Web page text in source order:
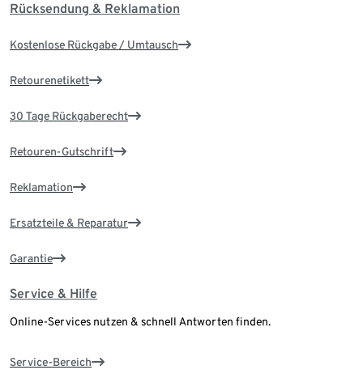
Rücksendung & Reklamation
Kostenlose Rückgabe / Umtausch
Retourenetikett
30 Tage Rückgaberecht
Retouren-Gutschrift
Reklamation
Ersatzteile & Reparatur
Garantie
Service & Hilfe
Online-Services nutzen & schnell Antworten finden.
Service-Bereich